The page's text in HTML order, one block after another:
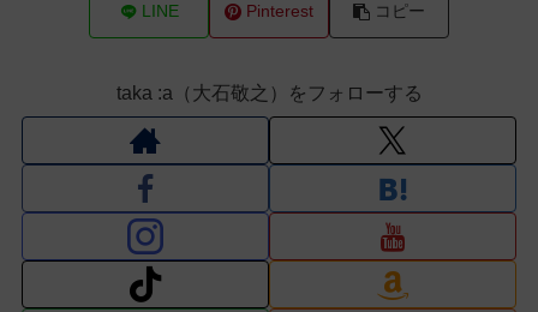
LINE Pinterest コピー
taka :a（大石敬之）をフォローする